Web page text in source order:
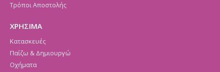
Τρόποι Αποστολής
ΧΡΗΣΙΜΑ
Κατασκευές
Παίζω & Δημιουργώ
Οχήματα